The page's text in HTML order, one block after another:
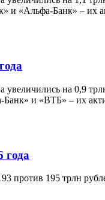
и «Альфа-Банк» – их
на 0,9
и «ВТБ» – их
года
против 195 трлн